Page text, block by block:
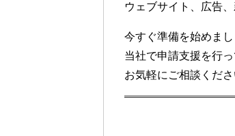
ウェブサイト、広告
今すぐ準備を始めまし
当社で申請支援を行っ
お気軽にご相談くださ